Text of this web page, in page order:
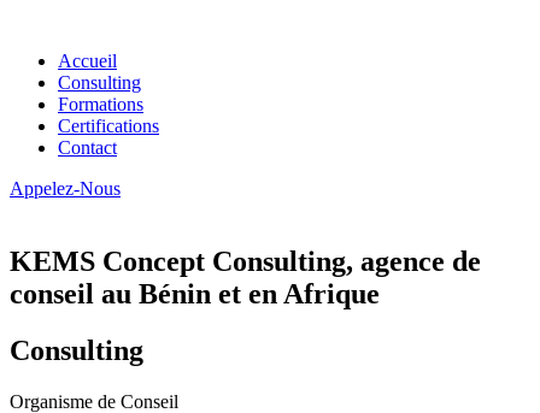
Accueil
Consulting
Formations
Certifications
Contact
Appelez-Nous
KEMS Concept Consulting, agence de
conseil au Bénin et en Afrique
Consulting
Organisme de Conseil